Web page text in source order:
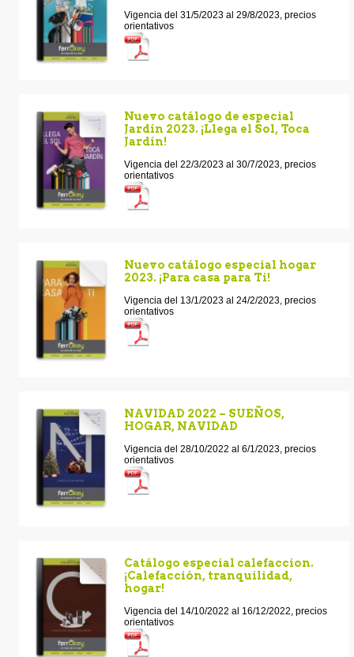
Vigencia del 31/5/2023 al 29/8/2023, precios
orientativos
Nuevo catálogo de especial
Jardín 2023. ¡Llega el Sol, Toca
Jardín!
Vigencia del 22/3/2023 al 30/7/2023, precios
orientativos
Nuevo catálogo especial hogar
2023. ¡Para casa para Ti!
Vigencia del 13/1/2023 al 24/2/2023, precios
orientativos
NAVIDAD 2022 – SUEÑOS,
HOGAR, NAVIDAD
Vigencia del 28/10/2022 al 6/1/2023, precios
orientativos
Catálogo especial calefaccion.
¡Calefacción, tranquilidad,
hogar!
Vigencia del 14/10/2022 al 16/12/2022, precios
orientativos